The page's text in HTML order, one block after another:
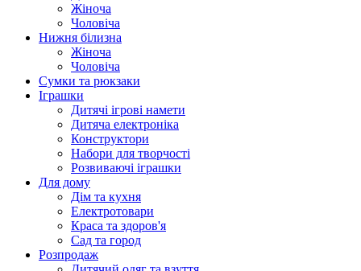
Жіноча
Чоловіча
Нижня білизна
Жіноча
Чоловіча
Сумки та рюкзаки
Іграшки
Дитячі ігрові намети
Дитяча електроніка
Конструктори
Набори для творчості
Розвиваючі іграшки
Для дому
Дім та кухня
Електротовари
Краса та здоров'я
Сад та город
Розпродаж